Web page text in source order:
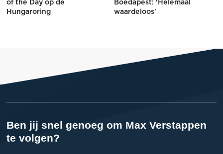
of the Day op de
Hungaroring
Boedapest: 'Helemaal
waardeloos'
Ben jij snel genoeg om Max Verstappen
te volgen?